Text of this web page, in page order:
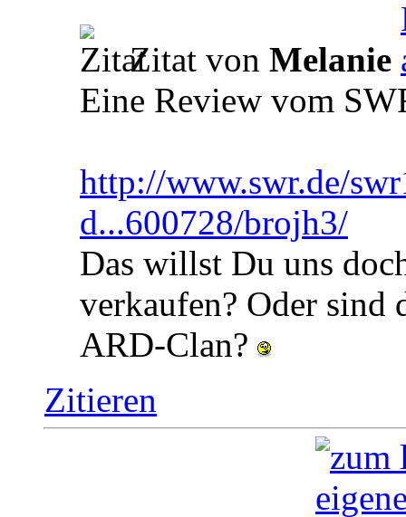
Zitat von Melanie
Eine Review vom
http://www.swr.de/
d...600728/brojh3/
Das willst Du uns
verkaufen? Oder
ARD-Clan?
Zitieren